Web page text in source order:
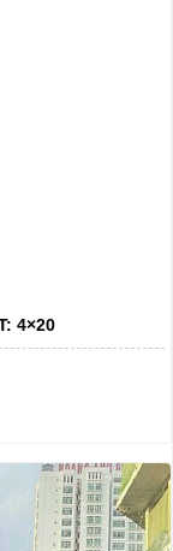
4×20